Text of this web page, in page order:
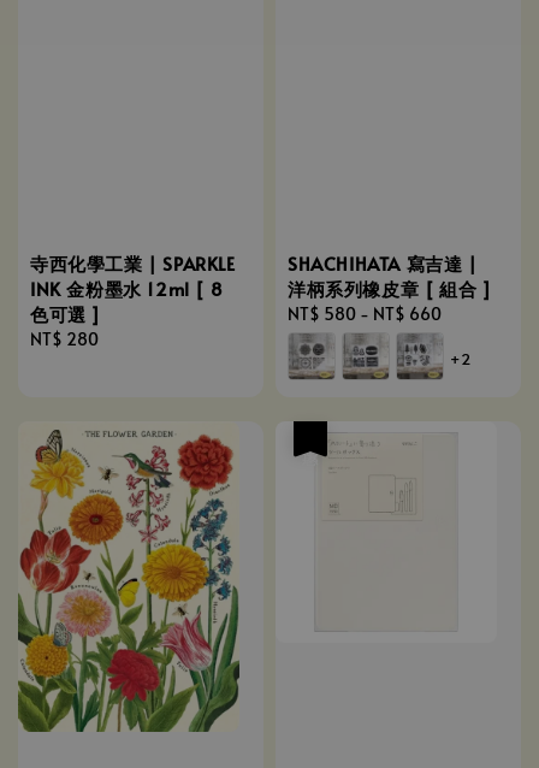
寺西化學工業 | SPARKLE
INK 金粉墨水 12ml [ 8
色可選 ]
Regular
NT$ 280
SHACHIHATA 寫吉達 |
洋柄系列橡皮章 [ 組合 ]
Regular
price
NT$ 580 - NT$ 660
+2